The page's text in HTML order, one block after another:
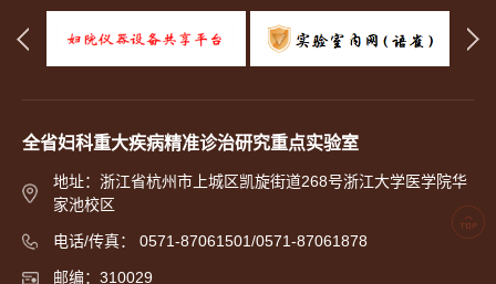
全省妇科重大疾病精准诊治研究重点实验室
地址：浙江省杭州市上城区凯旋街道268号浙江大学医学院华
家池校区
电话/传真： 0571-87061501/0571-87061878
邮编：310029